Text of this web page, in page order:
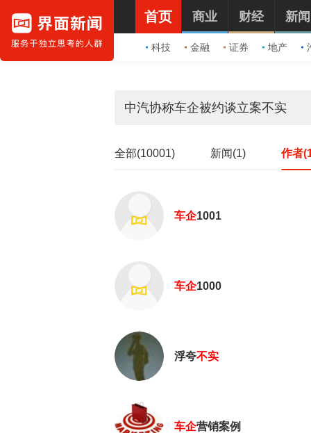
首页
科技 金融 证券 地产
商业 财经 新闻
全部(10001) 新闻(1) 作者
车企1001
车企1000
浮夸不实
车企营销案例